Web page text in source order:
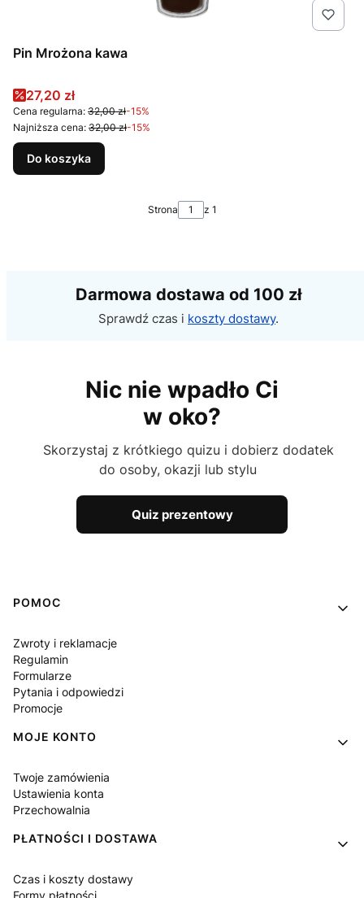
Pin Mrożona kawa
Cena promocyjna
27,20 zł
Cena regularna: 32,00 zł-15%
Najniższa cena: 32,00 zł-15%
Do koszyka
Strona z 1
Darmowa dostawa od 100 zł
Sprawdź czas i koszty dostawy.
Nic nie wpadło Ci
w oko?
Skorzystaj z krótkiego quizu i dobierz dodatek
do osoby, okazji lub stylu
Quiz prezentowy
Linki w stopce
POMOC
Zwroty i reklamacje
Regulamin
Formularze
Pytania i odpowiedzi
Promocje
MOJE KONTO
Twoje zamówienia
Ustawienia konta
Przechowalnia
PŁATNOŚCI I DOSTAWA
Czas i koszty dostawy
Formy płatności